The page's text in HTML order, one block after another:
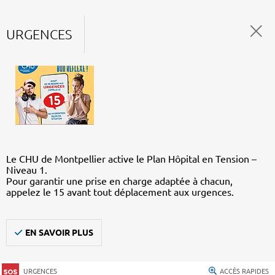
URGENCES
Le CHU de Montpellier active le Plan Hôpital en Tension –
Niveau 1.
Pour garantir une prise en charge adaptée à chacun,
appelez le 15 avant tout déplacement aux urgences.
EN SAVOIR PLUS
URGENCES ACCÈS RAPIDES